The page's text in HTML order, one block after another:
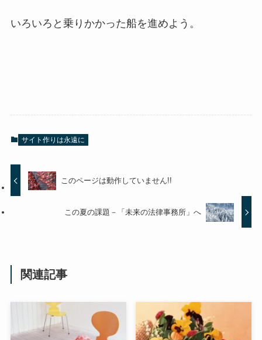
いろいろと乗りかかった船を進めよう。
サイト作りは永遠に
このページは動作していません!!
この夏の課題－「未来の法律事務所」へ
関連記事